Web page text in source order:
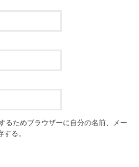
るためブラウザーに自分の名前、メー
る。